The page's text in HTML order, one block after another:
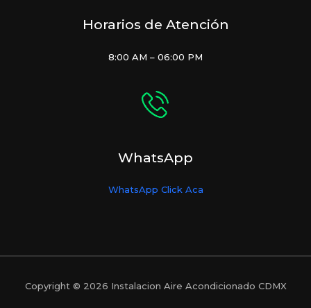
Horarios de Atención
8:00 AM – 06:00 PM
WhatsApp
WhatsApp Click Aca
Copyright © 2026 Instalacion Aire Acondicionado CDMX